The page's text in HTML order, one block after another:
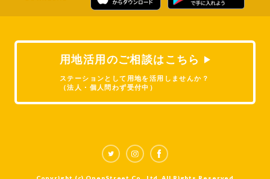
用地活用のご相談はこちら
ステーションとして用地を活用しませんか？
（法人・個人問わず受付中）